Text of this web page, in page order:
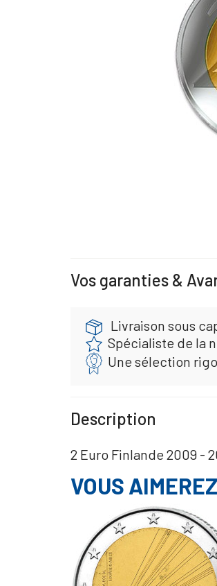
Vos garanties &
Livraison sous
Spécialiste de la
Une sélection
Description
2 Euro Finlande 2009 -
VOUS